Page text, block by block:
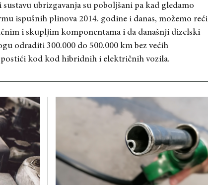
ubrizgavanja su poboljšani pa kad gledamo
ispušnih plinova 2014. godine i danas, možemo reći
i skupljim komponentama i da današnji dizelski
odraditi 300.000 do 500.000 km bez većih
postići kod kod hibridnih i električnih vozila.